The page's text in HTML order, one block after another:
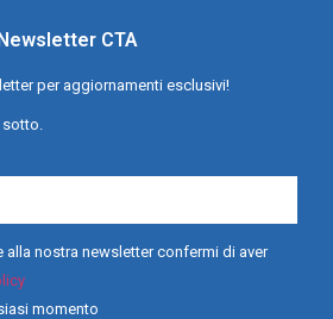
CTA
per aggiornamenti esclusivi!
nostra newsletter confermi di aver
momento